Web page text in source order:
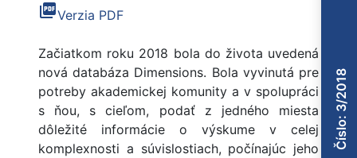
picture_as_pdfVerzia PDF
Začiatkom roku 2018 bola do života uvedená
nová databáza Dimensions. Bola vyvinutá pre
potreby akademickej komunity a v spolupráci
s ňou, s cieľom, podať z jedného miesta
dôležité informácie o výskume v celej
komplexnosti a súvislostiach, počínajúc jeho
Číslo: 3/2018